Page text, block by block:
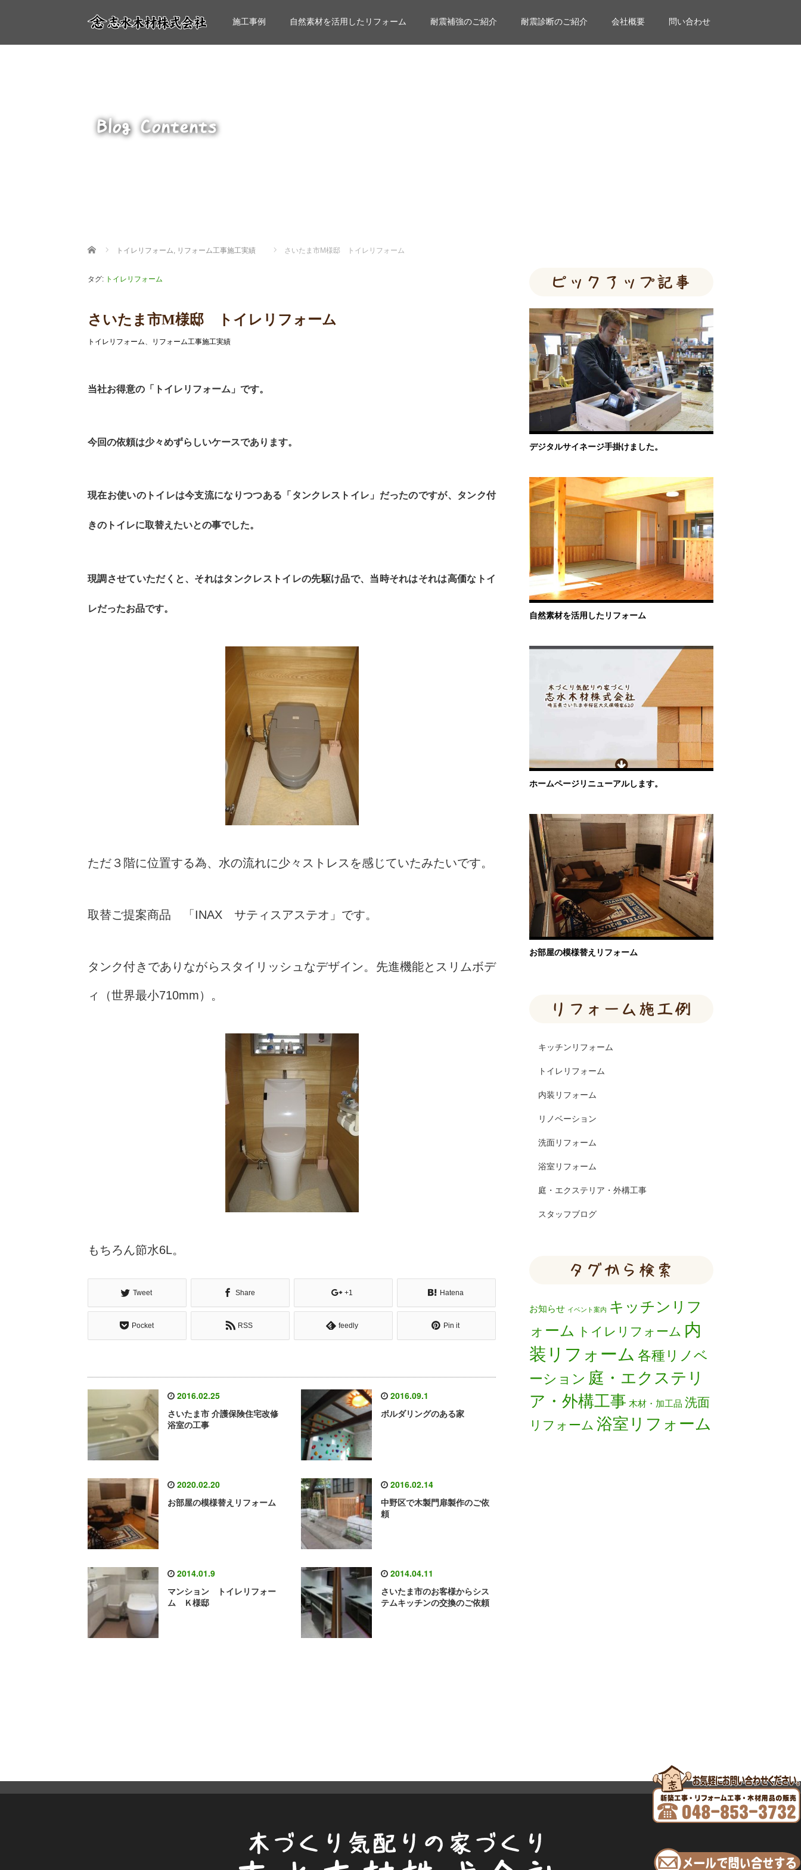
施工事例 自然素材を活用したリフォーム 耐震補強のご紹介 耐震診断のご紹介 会社概要 問い合わせ
Blog Contents
Home トイレリフォーム, リフォーム工事施工実績 さいたま市M様邸 トイレリフォーム
タグ: トイレリフォーム
さいたま市M様邸 トイレリフォーム
トイレリフォーム、 リフォーム工事施工実績
当社お得意の「トイレリフォーム」です。
今回の依頼は少々めずらしいケースであります。
現在お使いのトイレは今支流になりつつある「タンクレストイレ」だったのですが、タンク付
きのトイレに取替えたいとの事でした。
現調させていただくと、それはタンクレストイレの先駆け品で、当時それはそれは高価なトイ
レだったお品です。
ただ３階に位置する為、水の流れに少々ストレスを感じていたみたいです。
取替ご提案商品 「INAX サティスアステオ」です。
タンク付きでありながらスタイリッシュなデザイン。先進機能とスリムボデ
ィ（世界最小710mm）。
もちろん節水6L。
Tweet Share +1 Hatena
Pocket RSS feedly Pin it
2016.02.25
さいたま市 介護保険住宅改修
浴室の工事
2016.09.1
ボルダリングのある家
2020.02.20
お部屋の模様替えリフォーム
2016.02.14
中野区で木製門扉製作のご依
頼
2014.01.9
マンション トイレリフォー
ム Ｋ様邸
2014.04.11
さいたま市のお客様からシス
テムキッチンの交換のご依頼
ピックアップ記事
デジタルサイネージ手掛けました。
自然素材を活用したリフォーム
ホームページリニューアルします。
お部屋の模様替えリフォーム
リフォーム施工例
キッチンリフォーム
トイレリフォーム
内装リフォーム
リノベーション
洗面リフォーム
浴室リフォーム
庭・エクステリア・外構工事
スタッフブログ
タグから検索
お知らせ イベント案内 キッチンリフ
ォーム
トイレリフォーム 内
装リフォーム 各種リノベ
ーション 庭・エクステリ
ア・外構工事 木材・加工品 洗面
リフォーム 浴室リフォーム